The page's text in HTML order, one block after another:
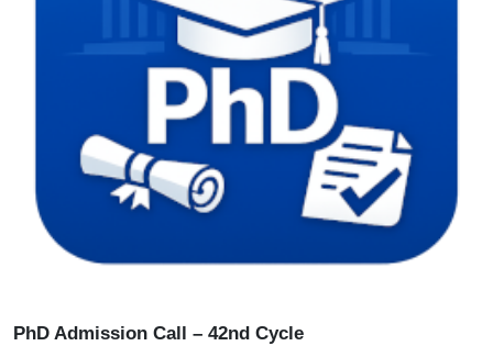
PhD Admission Call – 42nd Cycle